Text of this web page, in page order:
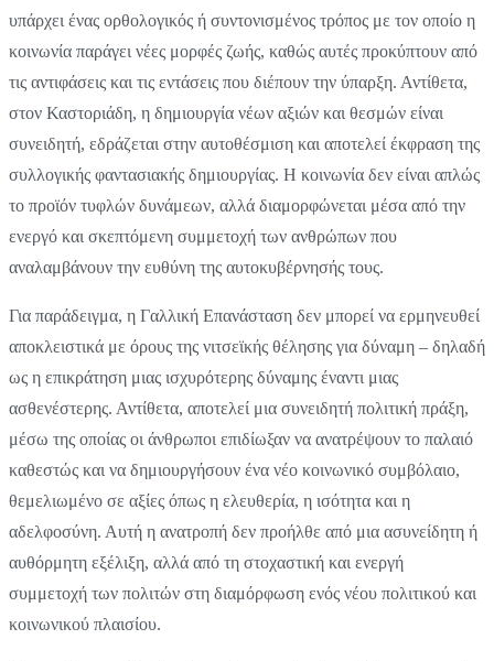
υπάρχει ένας ορθολογικός ή συντονισμένος τρόπος με τον οποίο η
κοινωνία παράγει νέες μορφές ζωής, καθώς αυτές προκύπτουν από
τις αντιφάσεις και τις εντάσεις που διέπουν την ύπαρξη. Αντίθετα,
στον Καστοριάδη, η δημιουργία νέων αξιών και θεσμών είναι
συνειδητή, εδράζεται στην αυτοθέσμιση και αποτελεί έκφραση της
συλλογικής φαντασιακής δημιουργίας. Η κοινωνία δεν είναι απλώς
το προϊόν τυφλών δυνάμεων, αλλά διαμορφώνεται μέσα από την
ενεργό και σκεπτόμενη συμμετοχή των ανθρώπων που
αναλαμβάνουν την ευθύνη της αυτοκυβέρνησής τους.
Για παράδειγμα, η Γαλλική Επανάσταση δεν μπορεί να ερμηνευθεί
αποκλειστικά με όρους της νιτσεϊκής θέλησης για δύναμη – δηλαδή
ως η επικράτηση μιας ισχυρότερης δύναμης έναντι μιας
ασθενέστερης. Αντίθετα, αποτελεί μια συνειδητή πολιτική πράξη,
μέσω της οποίας οι άνθρωποι επιδίωξαν να ανατρέψουν το παλαιό
καθεστώς και να δημιουργήσουν ένα νέο κοινωνικό συμβόλαιο,
θεμελιωμένο σε αξίες όπως η ελευθερία, η ισότητα και η
αδελφοσύνη. Αυτή η ανατροπή δεν προήλθε από μια ασυνείδητη ή
αυθόρμητη εξέλιξη, αλλά από τη στοχαστική και ενεργή
συμμετοχή των πολιτών στη διαμόρφωση ενός νέου πολιτικού και
κοινωνικού πλαισίου.